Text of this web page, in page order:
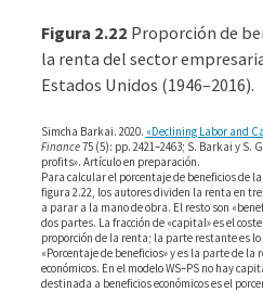
Figura 2.22 Proporción de
la renta del sector
Estados Unidos (1946–2016).
Simcha Barkai. 2020. «Declining Labor and
Finance75 (5): pp. 2421–2463; S. Barkai y S.
profits». Artículo en preparación.
Para calcular el porcentaje de beneficios de
figura 2.22, los autores dividen la renta en
a parar a la mano de obra. El resto son
dos partes. La fracción de «capital» es el
proporción de la renta; la parte restante es
«Porcentaje de beneficios» y es la parte de la
económicos. En el modelo WS–PS no hay
destinada a beneficios económicos es el